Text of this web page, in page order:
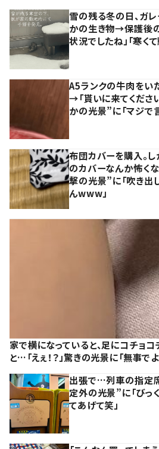
雪の残る冬の日、ガ
かの生き物→保護後
状況でしたね」「寒く
A5ランクの牛肉をい
→「貰いに来てくださ
かの光景”に「マジで
布団カバーを購入。
のカバーなんか怖く
撃の光景”に「吹き出
んwww」
家で横になっていると、足にコチョコ
と…「えぇ！？」驚きの光景に「無事で
出張で…列車の指定
定外の光景”に「びっく
てあげて笑」